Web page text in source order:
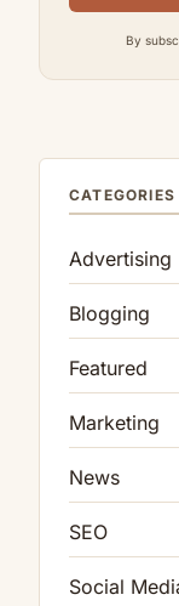
By
CATEGORIES
Advertising
Blogging
Featured
Marketing
News
SEO
Social